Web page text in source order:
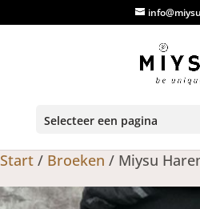
Selecteer een pagina
Start / Broeken / Miysu